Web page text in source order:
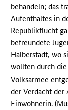
behandeln; das
Aufenthaltes in
Republikflucht
befreundete
Halberstadt, wo
wollten durch
Volksarmee
der Verdacht der
Einwohnerin.